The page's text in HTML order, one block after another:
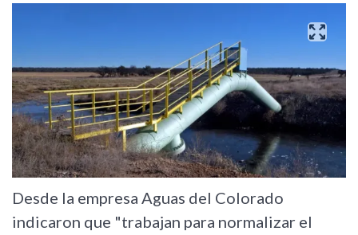
Desde la empresa Aguas del Colorado
indicaron que "trabajan para normalizar el